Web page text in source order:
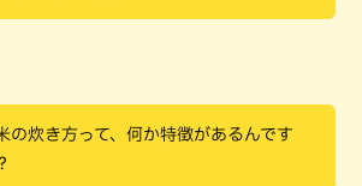
の炊き方って、何か特徴があるんです